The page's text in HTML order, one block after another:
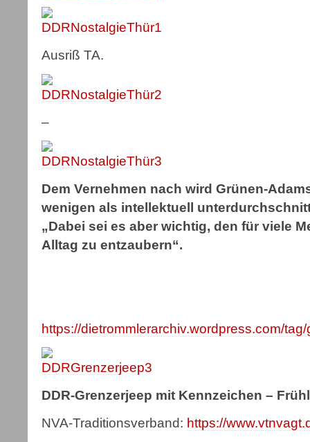
Ausriß TA.
–
Dem Vernehmen nach wird Grünen-
wenigen als intellektuell
„Dabei sei es aber wichtig, den für viele
Alltag zu entzaubern“.
https://dietrommlerarchiv.wordpress.com/
DDR-Grenzerjeep mit Kennzeichen –
NVA-Traditionsverband: https://